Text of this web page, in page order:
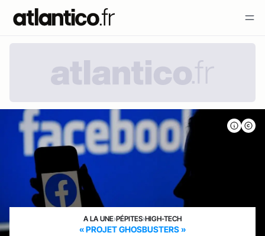
A LA UNE›PÉPITES›HIGH-TECH
« PROJET GHOSBUSTERS »